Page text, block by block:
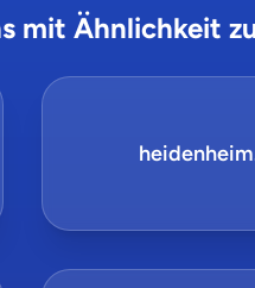
mit Ähnlichkeit